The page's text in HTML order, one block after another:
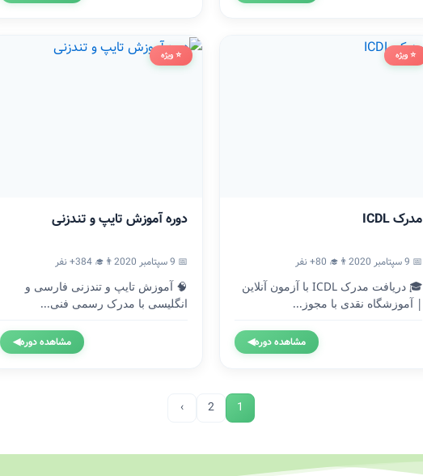
⭐ ویژه
مدرک ICDL
📅 9 سپتامبر 2020
👨‍🎓 80+ نفر
🎓 دریافت مدرک ICDL با آزمون آنلاین
| آموزشگاه نقدی با مجوز...
مشاهده دوره◀
⭐ ویژه
دوره آموزش تایپ و تندزنی
📅 9 سپتامبر 2020
👨‍🎓 384+ نفر
🧠 آموزش تایپ و تندزنی فارسی و
انگلیسی با مدرک رسمی فنی...
مشاهده دوره◀
1
2
›